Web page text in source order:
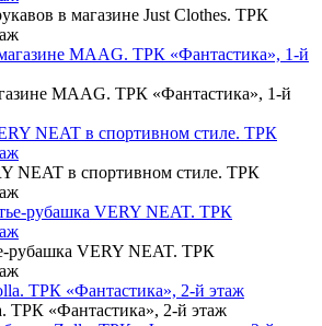
в магазине Just Clothes. ТРК
MAAG. ТРК «Фантастика», 1-й
NEAT в спортивном стиле. ТРК
рубашка VERY NEAT. ТРК
ТРК «Фантастика», 2-й этаж